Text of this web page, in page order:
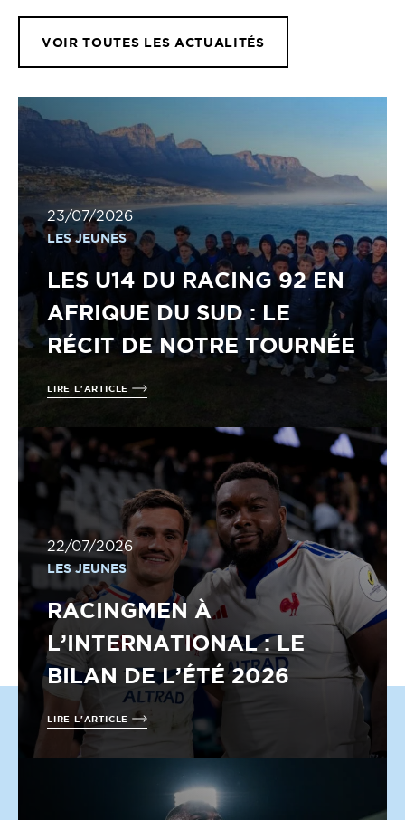
VOIR TOUTES LES ACTUALITÉS
23/07/2026
LES JEUNES
LES U14 DU RACING 92 EN
AFRIQUE DU SUD : LE
RÉCIT DE NOTRE TOURNÉE
LIRE L'ARTICLE
22/07/2026
LES JEUNES
RACINGMEN À
L’INTERNATIONAL : LE
BILAN DE L’ÉTÉ 2026
LIRE L'ARTICLE